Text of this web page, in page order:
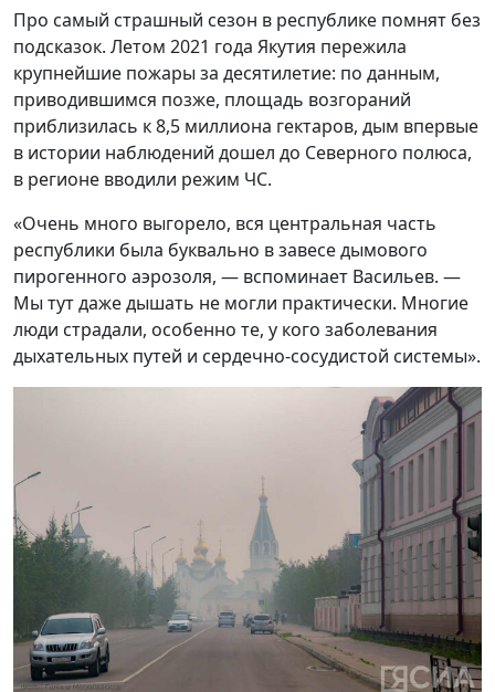
Про самый страшный сезон в республике помнят без
подсказок. Летом 2021 года Якутия пережила
крупнейшие пожары за десятилетие: по данным,
приводившимся позже, площадь возгораний
приблизилась к 8,5 миллиона гектаров, дым впервые
в истории наблюдений дошел до Северного полюса,
в регионе вводили режим ЧС.
«Очень много выгорело, вся центральная часть
республики была буквально в завесе дымового
пирогенного аэрозоля, — вспоминает Васильев. —
Мы тут даже дышать не могли практически. Многие
люди страдали, особенно те, у кого заболевания
дыхательных путей и сердечно-сосудистой системы».